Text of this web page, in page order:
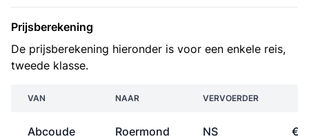
Prijsberekening
De prijsberekening hieronder is voor een enkele reis,
tweede klasse.
VAN NAAR VERVOERDER
Abcoude Roermond NS €